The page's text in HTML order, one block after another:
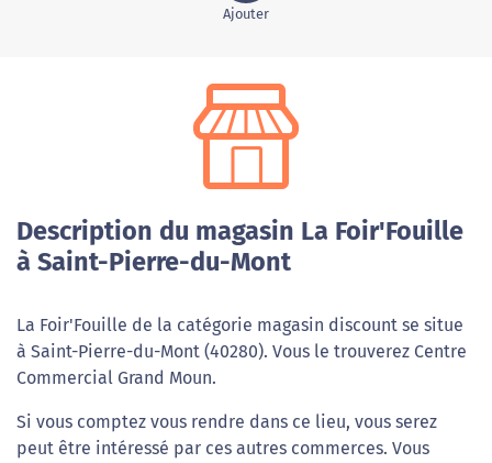
Ajouter
Description du magasin La Foir'Fouille
à Saint-Pierre-du-Mont
La Foir'Fouille de la catégorie magasin discount se situe
à Saint-Pierre-du-Mont (40280). Vous le trouverez Centre
Commercial Grand Moun.
Si vous comptez vous rendre dans ce lieu, vous serez
peut être intéressé par ces autres commerces. Vous